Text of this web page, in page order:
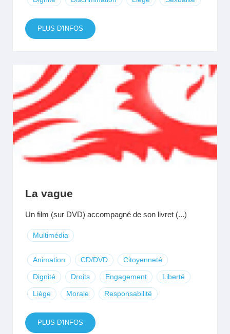
PLUS D'INFOS
La vague
Un film (sur DVD) accompagné de son livret (...)
Multimédia
Animation CD/DVD Citoyenneté
Dignité Droits Engagement Liberté
Liège Morale Responsabilité
PLUS D'INFOS